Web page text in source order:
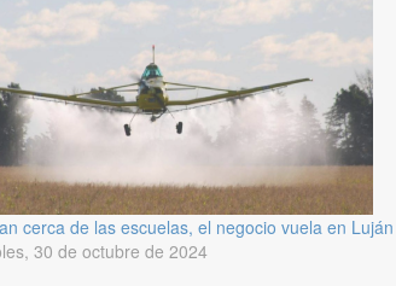
cerca de las escuelas, el negocio vuela en Luján
30 de octubre de 2024